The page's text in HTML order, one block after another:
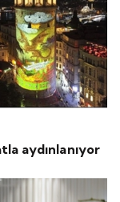
aydınlanıyor